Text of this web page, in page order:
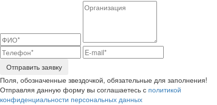
Отправить заявку
Поля, обозначенные звездочкой, обязательные для заполнения!
Отправляя данную форму вы соглашаетесь с политикой
конфиденциальности персональных данных